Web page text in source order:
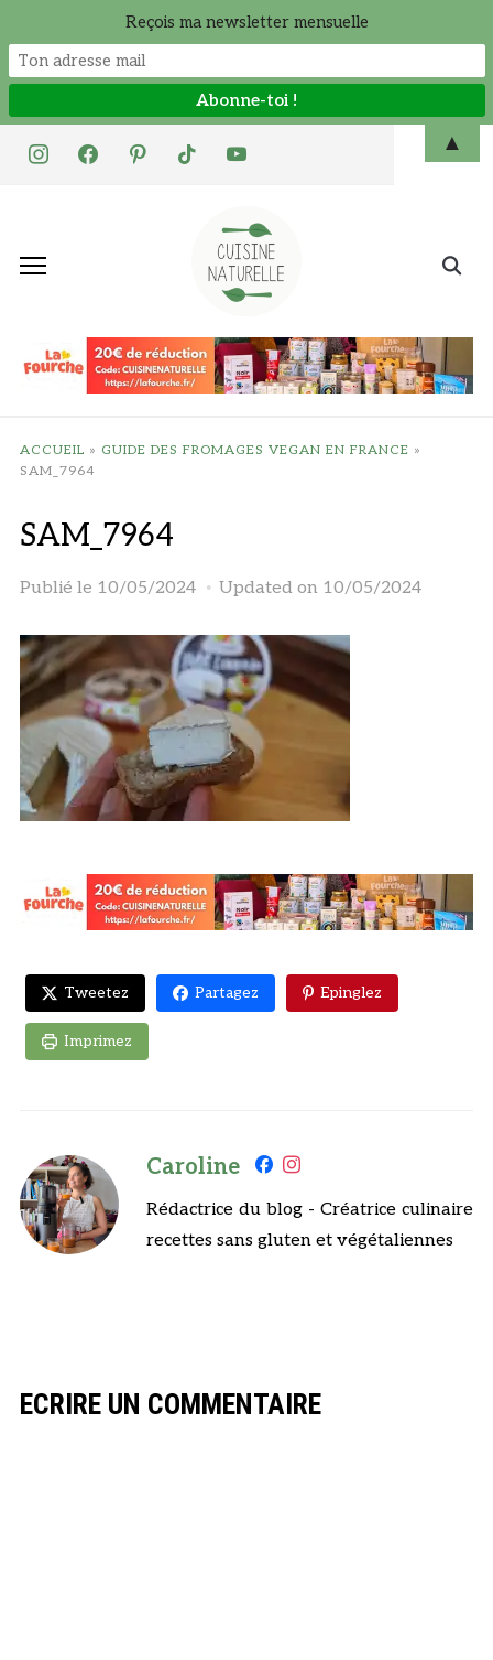
instagramfacebookpinteresttiktok youtube
Search
ACCUEIL » GUIDE DES FROMAGES VEGAN EN FRANCE »
SAM_7964
SAM_7964
Publié le 10/05/2024 Updated on 10/05/2024
Tweetez Partagez Epinglez
Imprimez
Caroline
Rédactrice du blog - Créatrice culinaire
recettes sans gluten et végétaliennes
ECRIRE UN COMMENTAIRE
Reçois ma newsletter mensuelle
▲